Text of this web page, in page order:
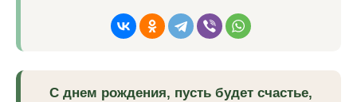
С днем рождения, пусть будет счастье,